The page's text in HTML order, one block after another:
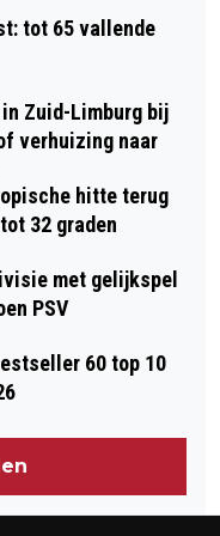
tot 65 vallende
Zuid-Limburg bij
verhuizing naar
hitte terug
32 graden
met gelijkspel
PSV
60 top 10